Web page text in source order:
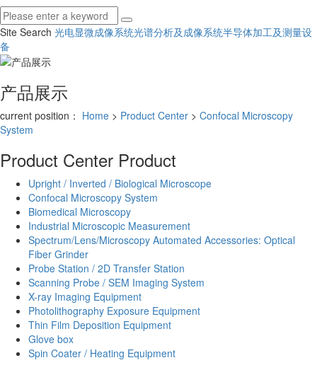
Site Search 光电显微成像系统光谱分析及成像系统半导体加工及测量设
备
产品展示
current position： Home > Product Center > Confocal Microscopy
System
Product Center Product
Upright / Inverted / Biological Microscope
Confocal Microscopy System
Biomedical Microscopy
Industrial Microscopic Measurement
Spectrum/Lens/Microscopy Automated Accessories: Optical
Fiber Grinder
Probe Station / 2D Transfer Station
Scanning Probe / SEM Imaging System
X-ray Imaging Equipment
Photolithography Exposure Equipment
Thin Film Deposition Equipment
Glove box
Spin Coater / Heating Equipment